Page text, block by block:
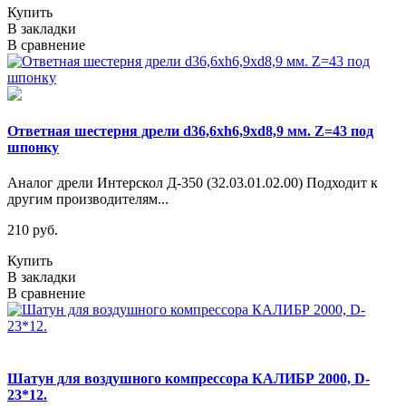
Купить
В закладки
В сравнение
Ответная шестерня дрели d36,6хh6,9хd8,9 мм. Z=43 под
шпонку
Аналог дрели Интерскол Д-350 (32.03.01.02.00) Подходит к
другим производителям...
210 руб.
Купить
В закладки
В сравнение
Шатун для воздушного компрессора КАЛИБР 2000, D-
23*12.